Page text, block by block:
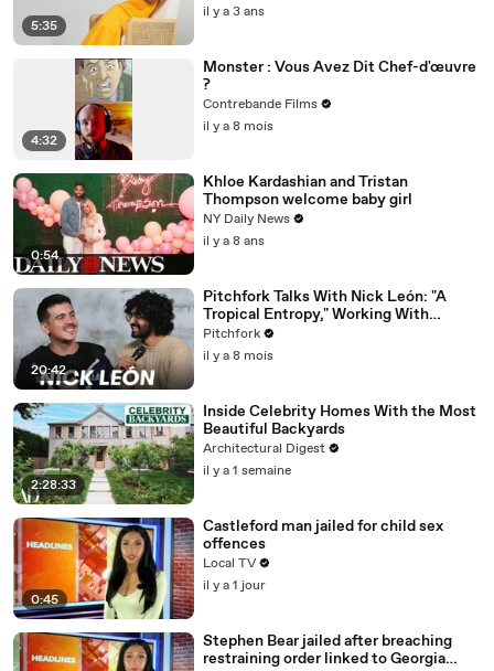
5:35
il y a 3 ans
4:32
Monster : Vous Avez Dit Chef-d'œuvre
?
Contrebande Films
il y a 8 mois
0:54
Khloe Kardashian and Tristan
Thompson welcome baby girl
NY Daily News
il y a 8 ans
20:42
Pitchfork Talks With Nick León: "A
Tropical Entropy," Working With
Rosalía & Going Solo
Pitchfork
il y a 8 mois
2:28:33
Inside Celebrity Homes With the Most
Beautiful Backyards
Architectural Digest
il y a 1 semaine
0:45
Castleford man jailed for child sex
offences
Local TV
il y a 1 jour
Stephen Bear jailed after breaching
restraining order linked to Georgia